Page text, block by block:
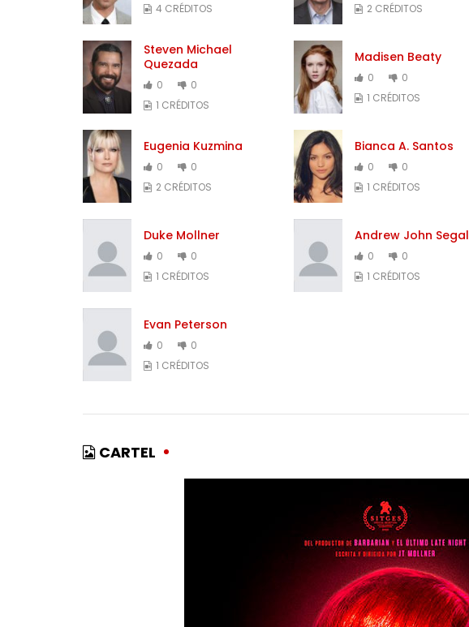
4 CRÉDITOS
2 CRÉDITOS
Steven Michael
Quezada
0
0
1 CRÉDITOS
Madisen Beaty
0
0
1 CRÉDITOS
Eugenia Kuzmina
0
0
2 CRÉDITOS
Bianca A. Santos
0
0
1 CRÉDITOS
Duke Mollner
0
0
1 CRÉDITOS
Andrew John Segal
0
0
1 CRÉDITOS
Evan Peterson
0
0
1 CRÉDITOS
CARTEL